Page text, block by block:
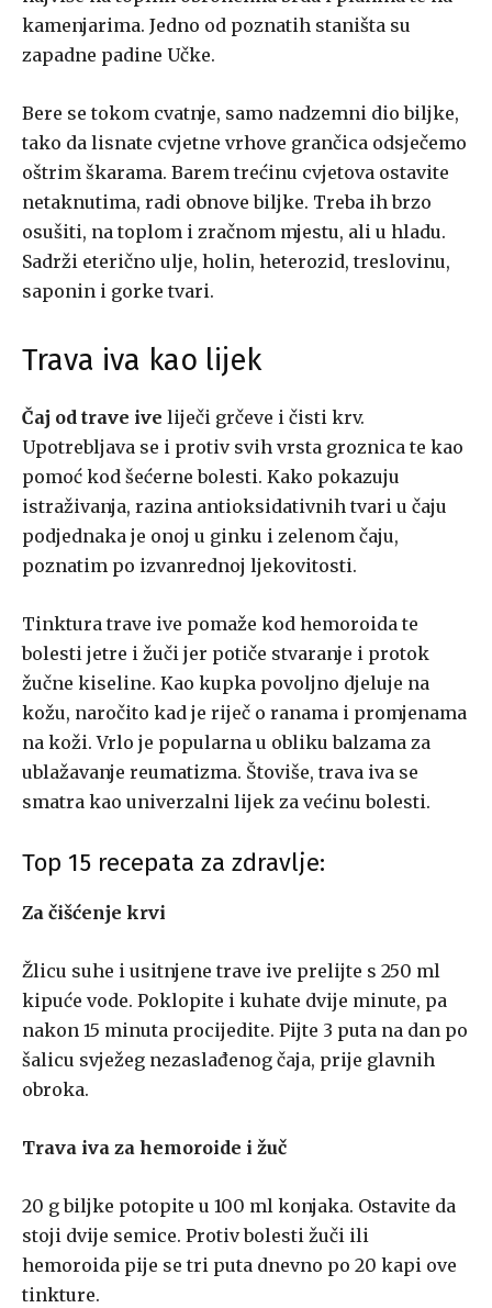
kamenjarima. Jedno od poznatih staništa su
zapadne padine Učke.
Bere se tokom cvatnje, samo nadzemni dio biljke,
tako da lisnate cvjetne vrhove grančica odsječemo
oštrim škarama. Barem trećinu cvjetova ostavite
netaknutima, radi obnove biljke. Treba ih brzo
osušiti, na toplom i zračnom mjestu, ali u hladu.
Sadrži eterično ulje, holin, heterozid, treslovinu,
saponin i gorke tvari.
Trava iva kao lijek
Čaj od trave ive liječi grčeve i čisti krv.
Upotrebljava se i protiv svih vrsta groznica te kao
pomoć kod šećerne bolesti. Kako pokazuju
istraživanja, razina antioksidativnih tvari u čaju
podjednaka je onoj u ginku i zelenom čaju,
poznatim po izvanrednoj ljekovitosti.
Tinktura trave ive pomaže kod hemoroida te
bolesti jetre i žuči jer potiče stvaranje i protok
žučne kiseline. Kao kupka povoljno djeluje na
kožu, naročito kad je riječ o ranama i promjenama
na koži. Vrlo je popularna u obliku balzama za
ublažavanje reumatizma. Štoviše, trava iva se
smatra kao univerzalni lijek za većinu bolesti.
Top 15 recepata za zdravlje:
Za čišćenje krvi
Žlicu suhe i usitnjene trave ive prelijte s 250 ml
kipuće vode. Poklopite i kuhate dvije minute, pa
nakon 15 minuta procijedite. Pijte 3 puta na dan po
šalicu svježeg nezaslađenog čaja, prije glavnih
obroka.
Trava iva za hemoroide i žuč
20 g biljke potopite u 100 ml konjaka. Ostavite da
stoji dvije semice. Protiv bolesti žuči ili
hemoroida pije se tri puta dnevno po 20 kapi ove
tinkture.